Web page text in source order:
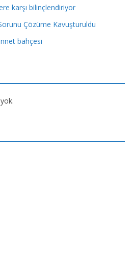
karşı bilinçlendiriyor
Çözüme Kavuşturuldu
bahçesi